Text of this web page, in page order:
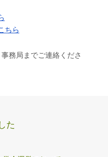
ちら
務局までご連絡くださ
た